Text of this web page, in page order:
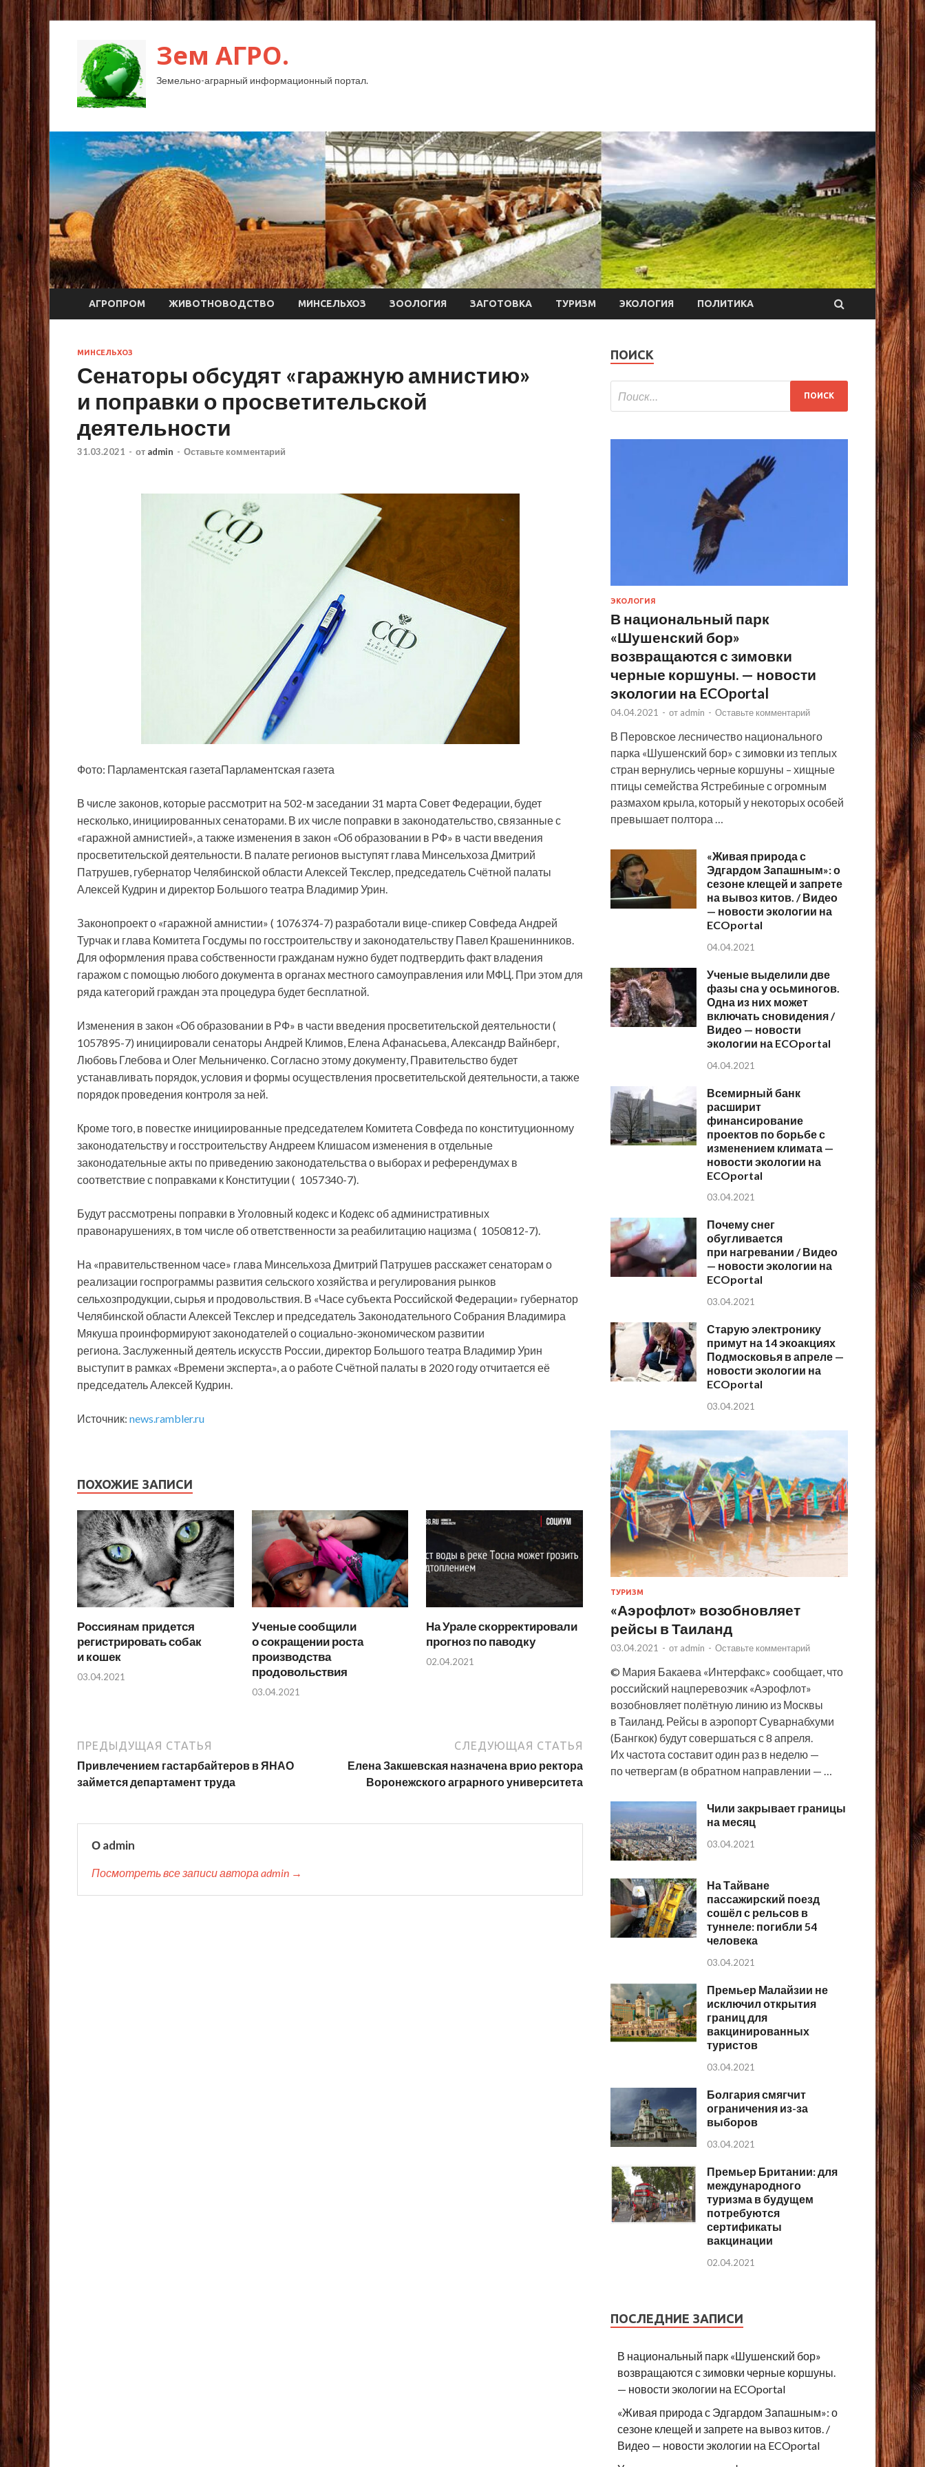
Зем АГРО.
Земельно-аграрный информационный портал.
АГРОПРОМ ЖИВОТНОВОДСТВО МИНСЕЛЬХОЗ ЗООЛОГИЯ ЗАГОТОВКА ТУРИЗМ ЭКОЛОГИЯ ПОЛИТИКА
МИНСЕЛЬХОЗ
Сенаторы обсудят «гаражную амнистию»
и поправки о просветительской
деятельности
31.03.2021 - от admin - Оставьте комментарий
Фото: Парламентская газетаПарламентская газета
В числе законов, которые рассмотрит на 502-м заседании 31 марта Совет Федерации, будет
несколько, инициированных сенаторами. В их числе поправки в законодательство, связанные с
«гаражной амнистией», а также изменения в закон «Об образовании в РФ» в части введения
просветительской деятельности. В палате регионов выступят глава Минсельхоза Дмитрий
Патрушев, губернатор Челябинской области Алексей Текслер, председатель Счётной палаты
Алексей Кудрин и директор Большого театра Владимир Урин.
Законопроект о «гаражной амнистии» ( 1076374-7) разработали вице-спикер Совфеда Андрей
Турчак и глава Комитета Госдумы по госстроительству и законодательству Павел Крашенинников.
Для оформления права собственности гражданам нужно будет подтвердить факт владения
гаражом с помощью любого документа в органах местного самоуправления или МФЦ. При этом для
ряда категорий граждан эта процедура будет бесплатной.
Изменения в закон «Об образовании в РФ» в части введения просветительской деятельности (
1057895-7) инициировали сенаторы Андрей Климов, Елена Афанасьева, Александр Вайнберг,
Любовь Глебова и Олег Мельниченко. Согласно этому документу, Правительство будет
устанавливать порядок, условия и формы осуществления просветительской деятельности, а также
порядок проведения контроля за ней.
Кроме того, в повестке инициированные председателем Комитета Совфеда по конституционному
законодательству и госстроительству Андреем Клишасом изменения в отдельные
законодательные акты по приведению законодательства о выборах и референдумах в
соответствие с поправками к Конституции ( 1057340-7).
Будут рассмотрены поправки в Уголовный кодекс и Кодекс об административных
правонарушениях, в том числе об ответственности за реабилитацию нацизма ( 1050812-7).
На «правительственном часе» глава Минсельхоза Дмитрий Патрушев расскажет сенаторам о
реализации госпрограммы развития сельского хозяйства и регулирования рынков
сельхозпродукции, сырья и продовольствия. В «Часе субъекта Российской Федерации» губернатор
Челябинской области Алексей Текслер и председатель Законодательного Собрания Владимира
Мякуша проинформируют законодателей о социально-экономическом развитии
региона. Заслуженный деятель искусств России, директор Большого театра Владимир Урин
выступит в рамках «Времени эксперта», а о работе Счётной палаты в 2020 году отчитается её
председатель Алексей Кудрин.
Источник: news.rambler.ru
ПОХОЖИЕ ЗАПИСИ
Россиянам придется
регистрировать собак
и кошек
03.04.2021
Ученые сообщили
о сокращении роста
производства
продовольствия
03.04.2021
На Урале скорректировали
прогноз по паводку
02.04.2021
ПРЕДЫДУЩАЯ СТАТЬЯ
Привлечением гастарбайтеров в ЯНАО
займется департамент труда
СЛЕДУЮЩАЯ СТАТЬЯ
Елена Закшевская назначена врио ректора
Воронежского аграрного университета
О admin
Посмотреть все записи автора admin →
ПОИСК
ЭКОЛОГИЯ
В национальный парк
«Шушенский бор»
возвращаются с зимовки
черные коршуны. — новости
экологии на ECOportal
04.04.2021 - от admin - Оставьте комментарий
В Перовское лесничество национального
парка «Шушенский бор» с зимовки из теплых
стран вернулись черные коршуны – хищные
птицы семейства Ястребиные с огромным
размахом крыла, который у некоторых особей
превышает полтора …
«Живая природа с
Эдгардом Запашным»: о
сезоне клещей и запрете
на вывоз китов. / Видео
— новости экологии на
ECOportal
04.04.2021
Ученые выделили две
фазы сна у осьминогов.
Одна из них может
включать сновидения /
Видео — новости
экологии на ECOportal
04.04.2021
Всемирный банк
расширит
финансирование
проектов по борьбе с
изменением климата —
новости экологии на
ECOportal
03.04.2021
Почему снег
обугливается
при нагревании / Видео
— новости экологии на
ECOportal
03.04.2021
Старую электронику
примут на 14 экоакциях
Подмосковья в апреле —
новости экологии на
ECOportal
03.04.2021
ТУРИЗМ
«Аэрофлот» возобновляет
рейсы в Таиланд
03.04.2021 - от admin - Оставьте комментарий
© Мария Бакаева «Интерфакс» сообщает, что
российский нацперевозчик «Аэрофлот»
возобновляет полётную линию из Москвы
в Таиланд. Рейсы в аэропорт Суварнабхуми
(Бангкок) будут совершаться с 8 апреля.
Их частота составит один раз в неделю —
по четвергам (в обратном направлении — …
Чили закрывает границы
на месяц
03.04.2021
На Тайване
пассажирский поезд
сошёл с рельсов в
туннеле: погибли 54
человека
03.04.2021
Премьер Малайзии не
исключил открытия
границ для
вакцинированных
туристов
03.04.2021
Болгария смягчит
ограничения из-за
выборов
03.04.2021
Премьер Британии: для
международного
туризма в будущем
потребуются
сертификаты
вакцинации
02.04.2021
ПОСЛЕДНИЕ ЗАПИСИ
В национальный парк «Шушенский бор»
возвращаются с зимовки черные коршуны.
— новости экологии на ECOportal
«Живая природа с Эдгардом Запашным»: о
сезоне клещей и запрете на вывоз китов. /
Видео — новости экологии на ECOportal